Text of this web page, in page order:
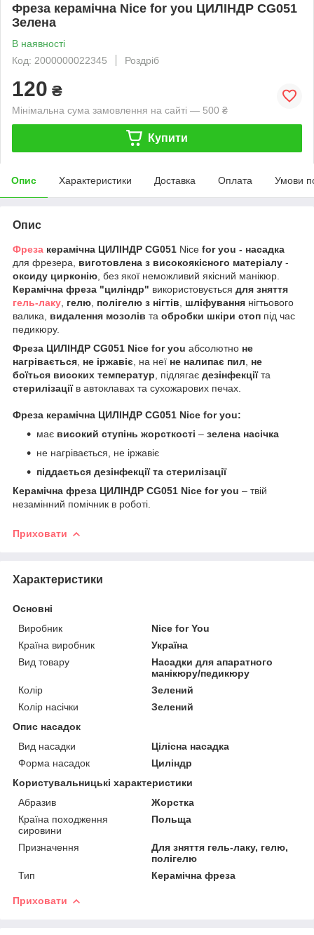
Фреза керамічна Nice for you ЦИЛІНДР CG051
Зелена
В наявності
Код: 2000000022345
Роздріб
120 ₴
Мінімальна сума замовлення на сайті — 500 ₴
Купити
Опис Характеристики Доставка Оплата Умови
Опис
Фреза керамічна ЦИЛІНДР CG051 Nice for you - насадка
для фрезера, виготовлена з високоякісного матеріалу -
оксиду цирконію , без якої неможливий якісний манікюр.
Керамічна фреза "циліндр" використовується для зняття
гель-лаку гелю полігелю з нігтів шліфування нігтьового
валика, видалення мозолів та обробки шкіри стоп під час
педикюру.
Фреза ЦИЛІНДР CG051 Nice for you абсолютно не
нагрівається не іржавіє , на неї не налипає пил
не
боїться високих температур , підлягає дезінфекціїта
стерилізаціїв автоклавах та сухожарових печах.
Фреза керамічна ЦИЛІНДР CG051 Nice for you:
має високий ступінь жорсткості – зелена насічка
не нагрівається, не іржавіє
піддається дезінфекції та стерилізації
Керамічна фреза ЦИЛІНДР CG051 Nice for you – твій
незамінний помічник в роботі.
Приховати
Характеристики
Основні
Виробник
Nice for You
Країна виробник
Україна
Вид товару
Насадки для апаратного
манікюру/педикюру
Колір
Зелений
Колір насічки
Зелений
Опис насадок
Вид насадки
Цілісна насадка
Форма насадок
Циліндр
Користувальницькі характеристики
Абразив
Жорстка
Країна походження
сировини
Польща
Призначення
Для зняття гель-лаку, гелю,
полігелю
Тип
Керамічна фреза
Приховати